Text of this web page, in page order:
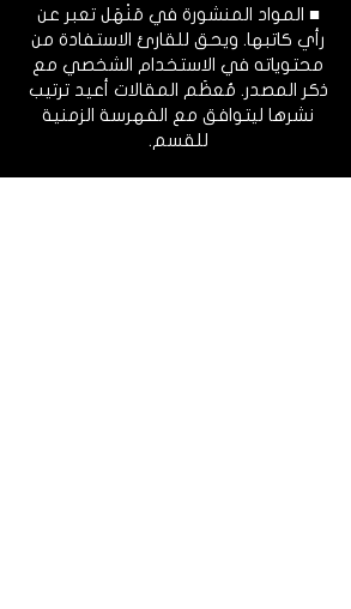
■ المواد المنشورة في مَنْهَل تعبر عن
رأي كاتبها. ويحق للقارئ الاستفادة من
محتوياته في الاستخدام الشخصي مع
ذكر المصدر. مُعظَم المقالات أعيد ترتيب
نشرها ليتوافق مع الفهرسة الزمنية
للقسم.